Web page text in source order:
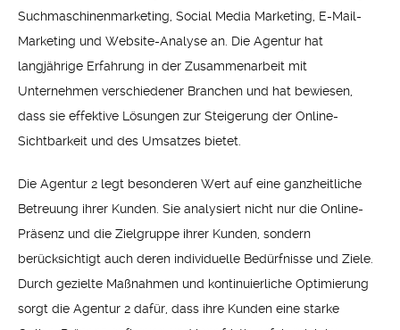
Suchmaschinenmarketing, Social Media Marketing, E-Mail-
Marketing und Website-Analyse an. Die Agentur hat
langjährige Erfahrung in der Zusammenarbeit mit
Unternehmen verschiedener Branchen und hat bewiesen,
dass sie effektive Lösungen zur Steigerung der Online-
Sichtbarkeit und des Umsatzes bietet.
Die Agentur 2 legt besonderen Wert auf eine ganzheitliche
Betreuung ihrer Kunden. Sie analysiert nicht nur die Online-
Präsenz und die Zielgruppe ihrer Kunden, sondern
berücksichtigt auch deren individuelle Bedürfnisse und Ziele.
Durch gezielte Maßnahmen und kontinuierliche Optimierung
sorgt die Agentur 2 dafür, dass ihre Kunden eine starke